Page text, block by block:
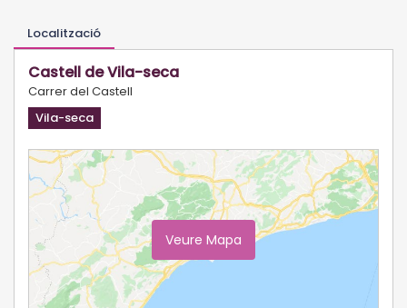
Localització
Castell de Vila-seca
Carrer del Castell
Vila-seca
Veure Mapa